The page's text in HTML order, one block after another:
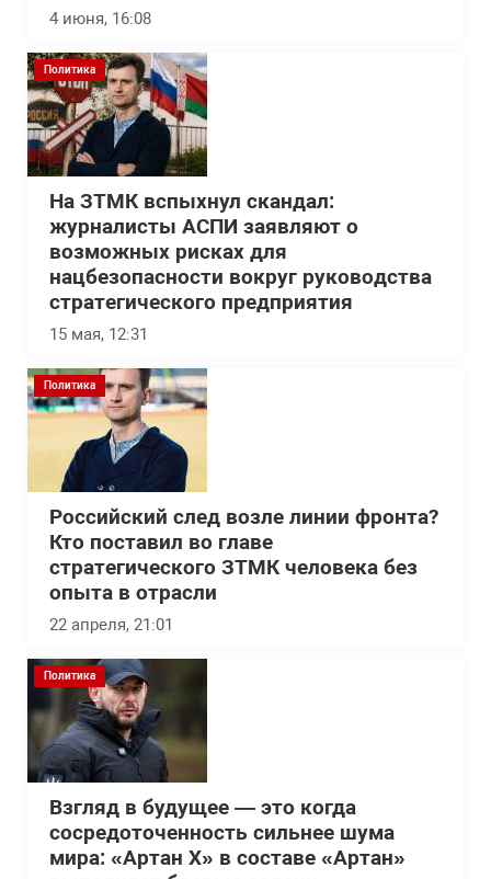
4 июня, 16:08
Политика
На ЗТМК вспыхнул скандал:
журналисты АСПИ заявляют о
возможных рисках для
нацбезопасности вокруг руководства
стратегического предприятия
15 мая, 12:31
Политика
Российский след возле линии фронта?
Кто поставил во главе
стратегического ЗТМК человека без
опыта в отрасли
22 апреля, 21:01
Политика
Взгляд в будущее — это когда
сосредоточенность сильнее шума
мира: «Артан Х» в составе «Артан»